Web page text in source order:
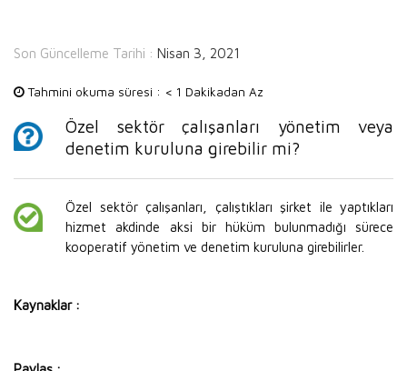
Son Güncelleme Tarihi : Nisan 3, 2021
Tahmini okuma süresi : < 1 Dakikadan Az
Özel sektör çalışanları yönetim veya
denetim kuruluna girebilir mi?
Özel sektör çalışanları, çalıştıkları şirket ile yaptıkları
hizmet akdinde aksi bir hüküm bulunmadığı sürece
kooperatif yönetim ve denetim kuruluna girebilirler.
Kaynaklar :